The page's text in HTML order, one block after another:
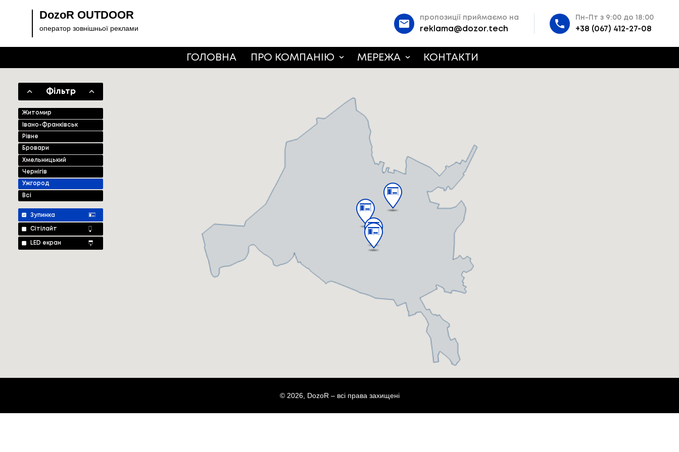
DozoR OUTDOOR
оператор зовнішньої реклами
пропозиції приймаємо на
reklama@dozor.tech
Пн-Пт з 9:00 до 18:00
+38 (067) 412-27-08
ГОЛОВНА ПРО КОМПАНІЮ МЕРЕЖА КОНТАКТИ
Фільтр
Житомир
Івано-Франківськ
Рівне
Бровари
Хмельницький
Чернігів
Ужгород
Всі
Зупинка
Сітілайт
LED екран
© 2026, DozoR – всі права захищені